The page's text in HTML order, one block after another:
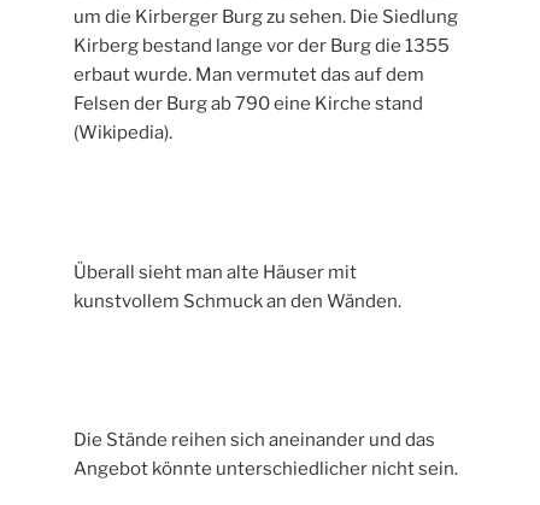
um die Kirberger Burg zu sehen. Die Siedlung
Kirberg bestand lange vor der Burg die 1355
erbaut wurde. Man vermutet das auf dem
Felsen der Burg ab 790 eine Kirche stand
(Wikipedia).
Überall sieht man alte Häuser mit
kunstvollem Schmuck an den Wänden.
Die Stände reihen sich aneinander und das
Angebot könnte unterschiedlicher nicht sein.